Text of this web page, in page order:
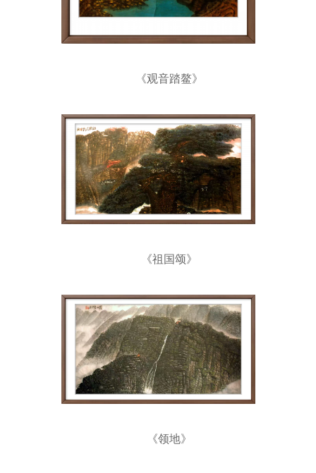
《观音踏鳌》
《祖国颂》
《领地》